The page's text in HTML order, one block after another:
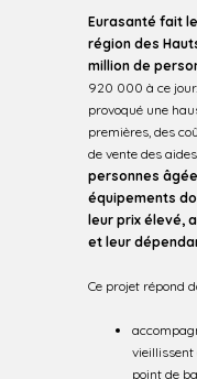
Eurasanté fait
région des
million de
920 000 à ce
provoqué une
premières, des
de vente des
personnes
équipements
leur prix élevé,
et leur
Ce projet répond
vieillissent
point de